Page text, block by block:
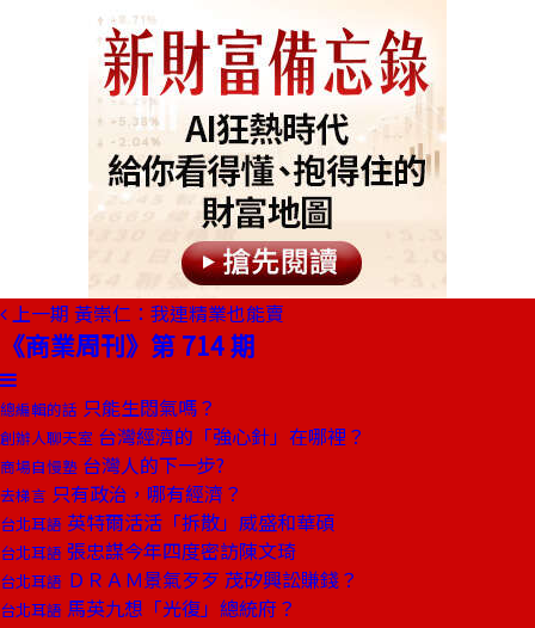
上一期 黃崇仁：我連精業也能賣
《商業周刊》第 714 期
總編輯的話 只能生悶氣嗎？
創辦人聊天室 台灣經濟的「強心針」在哪裡？
商場自慢塾 台灣人的下一步?
去梯言 只有政治，哪有經濟？
台北耳語 英特爾活活「拆散」威盛和華碩
台北耳語 張忠謀今年四度密訪陳文琦
台北耳語 ＤＲＡＭ景氣歹歹 茂矽興訟賺錢？
台北耳語 馬英九想「光復」總統府？